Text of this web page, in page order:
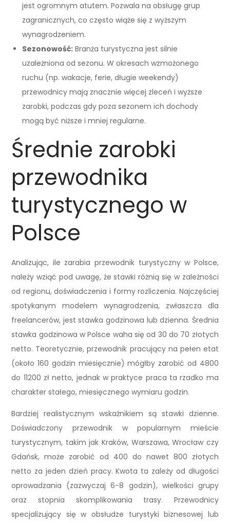
jest ogromnym atutem. Pozwala na obsługę grup
zagranicznych, co często wiąże się z wyższym
wynagrodzeniem.
Sezonowość: Branża turystyczna jest silnie
uzależniona od sezonu. W okresach wzmożonego
ruchu (np. wakacje, ferie, długie weekendy)
przewodnicy mają znacznie więcej zleceń i wyższe
zarobki, podczas gdy poza sezonem ich dochody
mogą być niższe i mniej regularne.
Średnie zarobki
przewodnika
turystycznego w
Polsce
Analizując, ile zarabia przewodnik turystyczny w Polsce,
należy wziąć pod uwagę, że stawki różnią się w zależności
od regionu, doświadczenia i formy rozliczenia. Najczęściej
spotykanym modelem wynagrodzenia, zwłaszcza dla
freelancerów, jest stawka godzinowa lub dzienna. Średnia
stawka godzinowa w Polsce waha się od 30 do 70 złotych
netto. Teoretycznie, przewodnik pracujący na pełen etat
(około 160 godzin miesięcznie) mógłby zarobić od 4800
do 11200 zł netto, jednak w praktyce praca ta rzadko ma
charakter stałego, miesięcznego wymiaru godzin.
Bardziej realistycznym wskaźnikiem są stawki dzienne.
Doświadczony przewodnik w popularnym mieście
turystycznym, takim jak Kraków, Warszawa, Wrocław czy
Gdańsk, może zarobić od 400 do nawet 800 złotych
netto za jeden dzień pracy. Kwota ta zależy od długości
oprowadzania (zazwyczaj 6-8 godzin), wielkości grupy
oraz stopnia skomplikowania trasy. Przewodnicy
specjalizujący się w obsłudze turystyki biznesowej lub